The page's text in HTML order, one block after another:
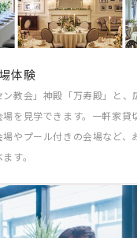
体験
教会」神殿「万寿殿」と、
を見学できます。一軒家貸
やプール付きの会場など、
す。